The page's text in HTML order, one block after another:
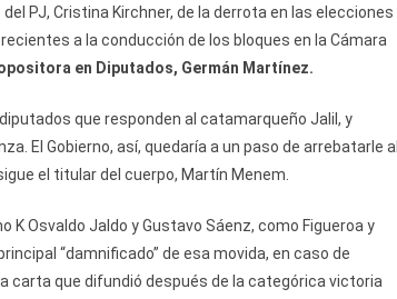
PJ, Cristina Kirchner, de la derrota en las elecciones
a la conducción de los bloques en la Cámara
en Diputados, Germán Martínez.
que responden al catamarqueño Jalil, y
El Gobierno, así, quedaría a un paso de arrebatarle al
el titular del cuerpo, Martín Menem.
Osvaldo Jaldo y Gustavo Sáenz, como Figueroa y
“damnificado” de esa movida, en caso de
carta que difundió después de la categórica victoria